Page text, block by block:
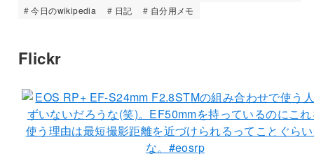
今日のwikipedia
日記 自分用メモ
Flickr